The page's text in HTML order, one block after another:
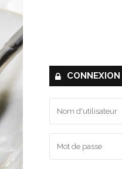
CONNEXION